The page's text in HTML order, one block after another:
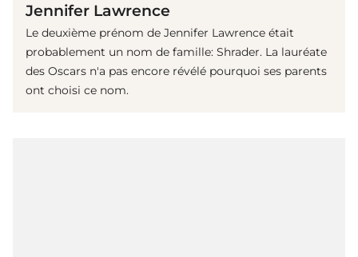
Jennifer Lawrence
Le deuxième prénom de Jennifer Lawrence était
probablement un nom de famille: Shrader. La lauréate
des Oscars n'a pas encore révélé pourquoi ses parents
ont choisi ce nom.